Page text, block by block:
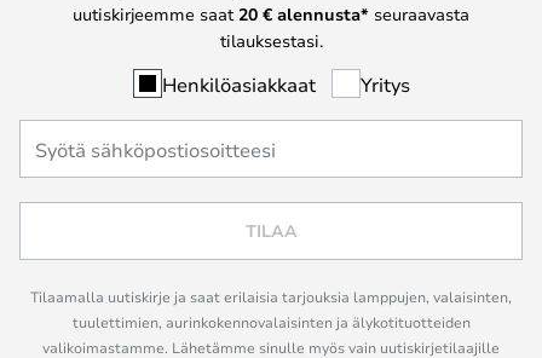
uutiskirjeemme saat 20 € alennusta* seuraavasta
tilauksestasi.
Henkilöasiakkaat Yritys
TILAA
Tilaamalla uutiskirje ja saat erilaisia tarjouksia lamppujen, valaisinten,
tuulettimien, aurinkokennovalaisinten ja älykotituotteiden
valikoimastamme. Lähetämme sinulle myös vain uutiskirjetilaajille